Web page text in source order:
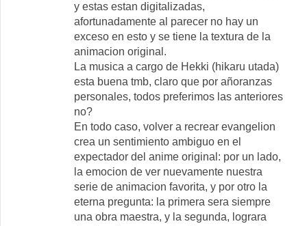
y estas estan digitalizadas,
afortunadamente al parecer no hay un
exceso en esto y se tiene la textura de la
animacion original.
La musica a cargo de Hekki (hikaru utada)
esta buena tmb, claro que por añoranzas
personales, todos preferimos las anteriores
no?
En todo caso, volver a recrear evangelion
crea un sentimiento ambiguo en el
expectador del anime original: por un lado,
la emocion de ver nuevamente nuestra
serie de animacion favorita, y por otro la
eterna pregunta: la primera sera siempre
una obra maestra, y la segunda, lograra